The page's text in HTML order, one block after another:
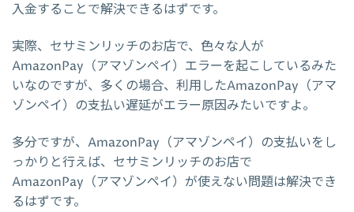
入金することで解決できるはずです。
実際、セサミンリッチのお店で、色々な人が
AmazonPay（アマゾンペイ）エラーを起こしているみた
いなのですが、多くの場合、利用したAmazonPay（アマ
ゾンペイ）の支払い遅延がエラー原因みたいですよ。
多分ですが、AmazonPay（アマゾンペイ）の支払いをし
っかりと行えば、セサミンリッチのお店で
AmazonPay（アマゾンペイ）が使えない問題は解決でき
るはずです。